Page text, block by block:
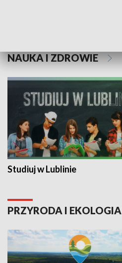
NAUKA I ZDROWIE
Studiuj w Lublinie
PRZYRODA I EKOLOGIA